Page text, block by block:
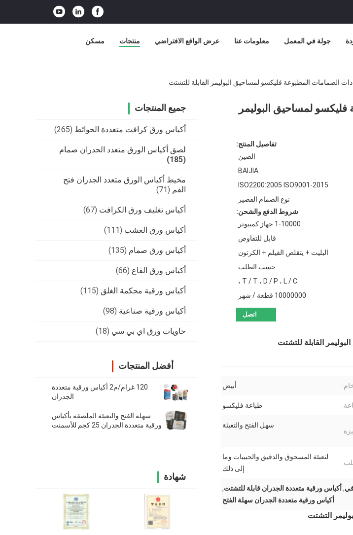
مسكن منتجات عرض الواقع الافتراضي معلومات عنا جولة في المعمل
الصمامات المطبوعة فليكسو لمساحيق البوليمر القابلة للتشتت
جميع المنتجات
أكياس ورق كرافت متعددة الحوائط (265)
لصق أكياس الورق متعدد الجدران صمام
(185)
مخيط أكياس الورق متعدد الجدران فتح
الفم (71)
أكياس تغليف ورق الكرافت (67)
أكياس ورق العشب (111)
أكياس ورق صمام (135)
أكياس ورق القاع (66)
أكياس ورقية محكمة الغلق (115)
أكياس ورقية صناعية (98)
حاويات ورق اي بي سي (18)
أفضل المنتجات
120 غرام/م2 أكياس ورقية متعددة
الجدران
سهلة الفتح والتعبئة الملصقة بأكياس
ورقية متعددة الجدران 25 كجم للأسمنت
شهادة
لمساحيق البوليمر
تفاصيل المنتج:
الصين
BAIJIA
ISO2200:2005 ISO9001-2015
نوع الصمام القصير
شروط الدفع والشحن:
1-10000 جهاز كمبيوتر
قابل للتفاوض
البليت + يتقلص الفيلم + الكرتون
حسب الطلب
T / T ، D / P ، L / C ،
10000000 قطعة / شهر
اتصل
القابلة للتشتت
أبيض
طباعة فليكسو
سهل الفتح والتعبئة
لتعبئة المسحوق والدقيق والحبيبات وما
إلى ذلك
, أكياس ورقية متعددة الجدران قابلة للتشتت,
أكياس ورقية متعددة الجدران سهلة الفتح
التشتت